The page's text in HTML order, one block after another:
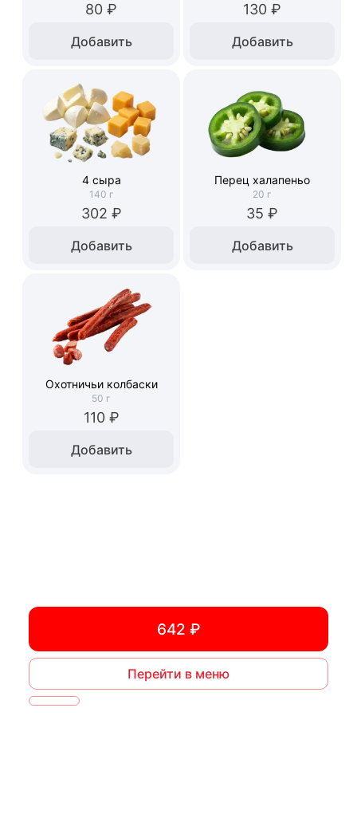
80 ₽
Добавить
130 ₽
Добавить
4 сыра
140 г
302 ₽
Добавить
Перец халапеньо
20 г
35 ₽
Добавить
Охотничьи колбаски
50 г
110 ₽
Добавить
642 ₽
Перейти в меню